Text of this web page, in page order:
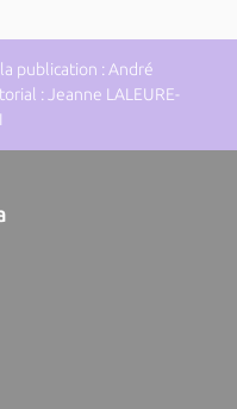
publication : André
: Jeanne LALEURE-